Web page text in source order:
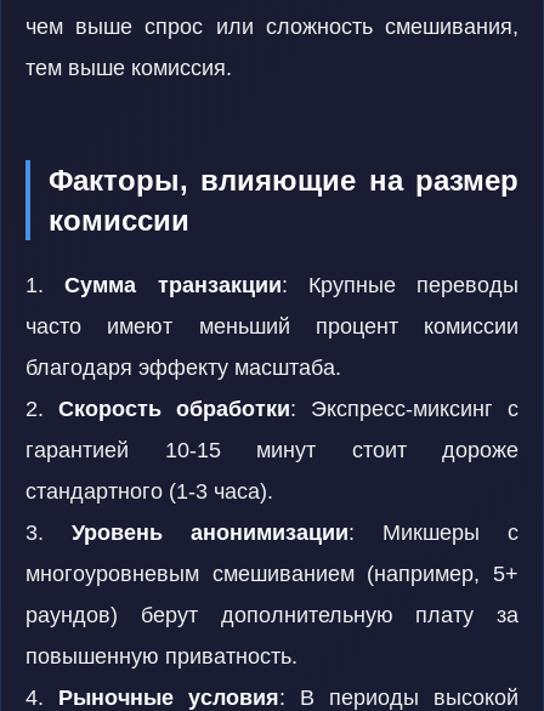
чем выше спрос или сложность смешивания,
тем выше комиссия.
Факторы, влияющие на размер
комиссии
1.Сумма транзакции: Крупные переводы
часто имеют меньший процент комиссии
благодаря эффекту масштаба.
2. Скорость обработки: Экспресс-миксинг с
гарантией 10-15 минут стоит дороже
стандартного (1-3 часа).
3. Уровень анонимизации: Микшеры с
многоуровневым смешиванием (например, 5+
раундов) берут дополнительную плату за
повышенную приватность.
4. Рыночные условия: В периоды высокой